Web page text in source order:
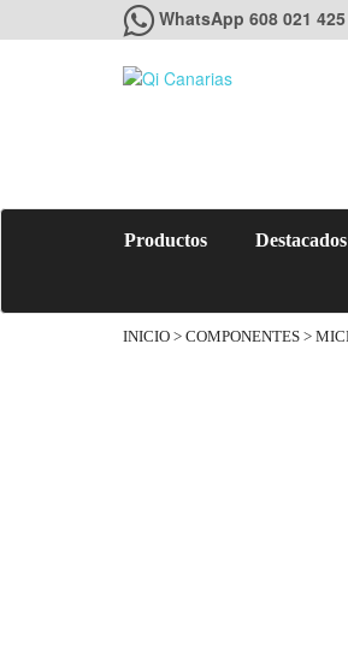
WhatsApp 608 021 425
Productos Destacados
INICIO > COMPONENTES >